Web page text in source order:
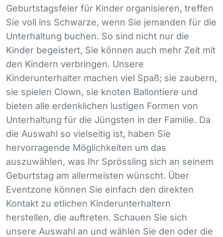
Geburtstagsfeier für Kinder organisieren, treffen
Sie voll ins Schwarze, wenn Sie jemanden für die
Unterhaltung buchen. So sind nicht nur die
Kinder begeistert, Sie können auch mehr Zeit mit
den Kindern verbringen. Unsere
Kinderunterhalter machen viel Spaß; sie zaubern,
sie spielen Clown, sie knoten Ballontiere und
bieten alle erdenklichen lustigen Formen von
Unterhaltung für die Jüngsten in der Familie. Da
die Auswahl so vielseitig ist, haben Sie
hervorragende Möglichkeiten um das
auszuwählen, was Ihr Sprössling sich an seinem
Geburtstag am allermeisten wünscht. Über
Eventzone können Sie einfach den direkten
Kontakt zu etlichen Kinderunterhaltern
herstellen, die auftreten. Schauen Sie sich
unsere Auswahl an und wählen Sie den oder die